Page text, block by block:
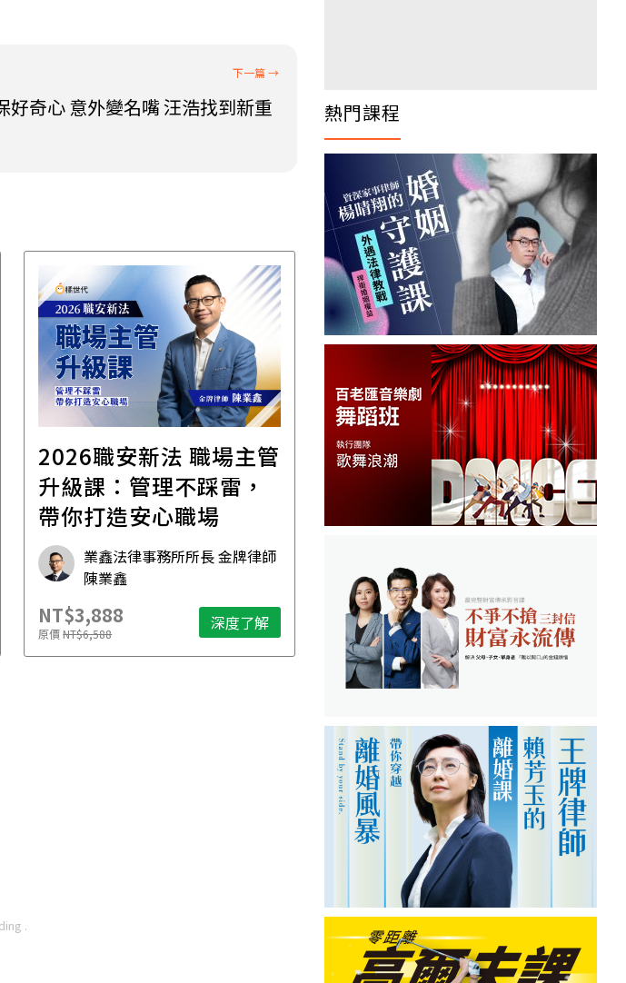
好奇心 意外變名嘴 汪浩找到新重
2026職安新法 職場主管
升級課：管理不踩雷，
帶你打造安心職場
業鑫法律事務所所長 金牌律師
陳業鑫
NT$3,888
原價NT$6,588 深度了解
【直播講座】免費報名
｜8/11譚敦慈的一個人
生活必修課：一個人
楚！ 資深獨立活執行者 無毒生活教
母 譚敦慈
深度了解
熱門課程